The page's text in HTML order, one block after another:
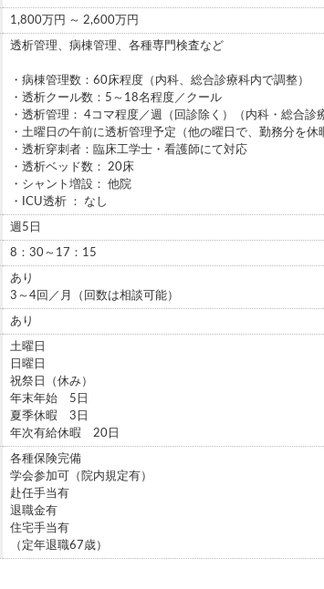
1,800万円 ～ 2,600万円
透析管理、病棟管理、各種専門検査など
・病棟管理数：60床程度（内科、総合診療科内で調整）
・透析クール数：5～18名程度／クール
・透析管理： 4コマ程度／週（回診除く）（内科・総合診
・土曜日の午前に透析管理予定（他の曜日で、勤務分を休
・透析穿刺者：臨床工学士・看護師にて対応
・透析ベッド数： 20床
・シャント増設： 他院
・ICU透析 ： なし
週5日
8：30～17：15
あり
3～4回／月（回数は相談可能）
あり
土曜日
日曜日
祝祭日（休み）
年末年始 5日
夏季休暇 3日
年次有給休暇 20日
各種保険完備
学会参加可（院内規定有）
赴任手当有
退職金有
住宅手当有
（定年退職67歳）